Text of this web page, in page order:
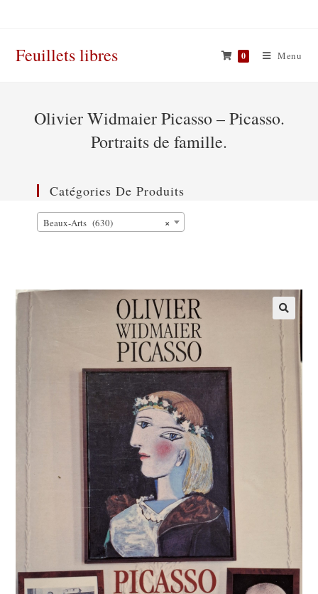
Feuillets libres 0 Menu
Olivier Widmaier Picasso – Picasso.
Portraits de famille.
Catégories De Produits
×
Beaux-Arts (630)